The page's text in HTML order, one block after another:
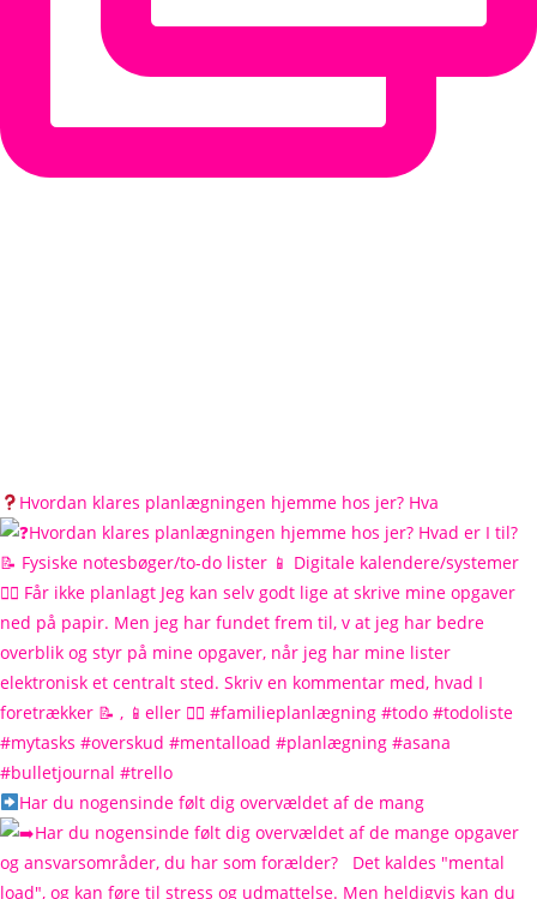
Hvordan klares planlægningen hjemme hos jer? Hva
Har du nogensinde følt dig overvældet af de mang